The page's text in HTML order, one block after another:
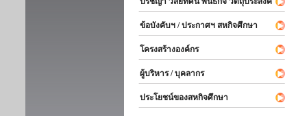
ข้อบังคับฯ / ประกาศฯ สหกิจศึกษา
โครงสร้างองค์กร
ผู้บริหาร / บุคลากร
ประโยชน์ของสหกิจศึกษา